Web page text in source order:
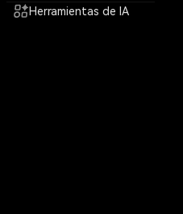
Herramientas de IA